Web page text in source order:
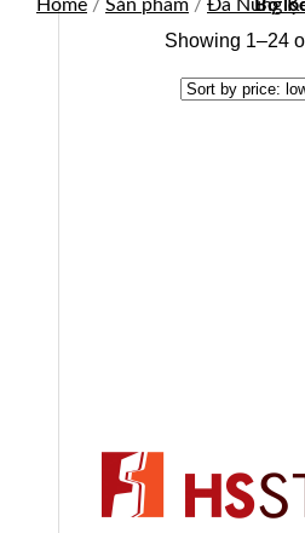
Home / Sản phẩm / Đá Nung
Bộ
Showing 1–24